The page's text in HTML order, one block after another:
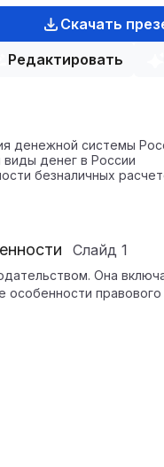
Скачать
Редактировать
денежной системы
денег в России
безналичных
Слайд 1
Она
правового